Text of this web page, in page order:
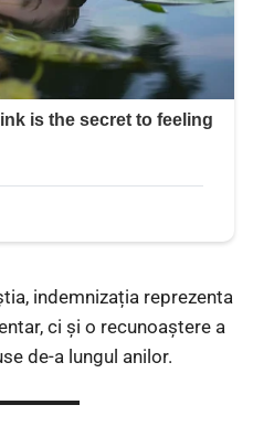
indemnizația reprezenta
ci și o recunoaștere a
de-a lungul anilor.